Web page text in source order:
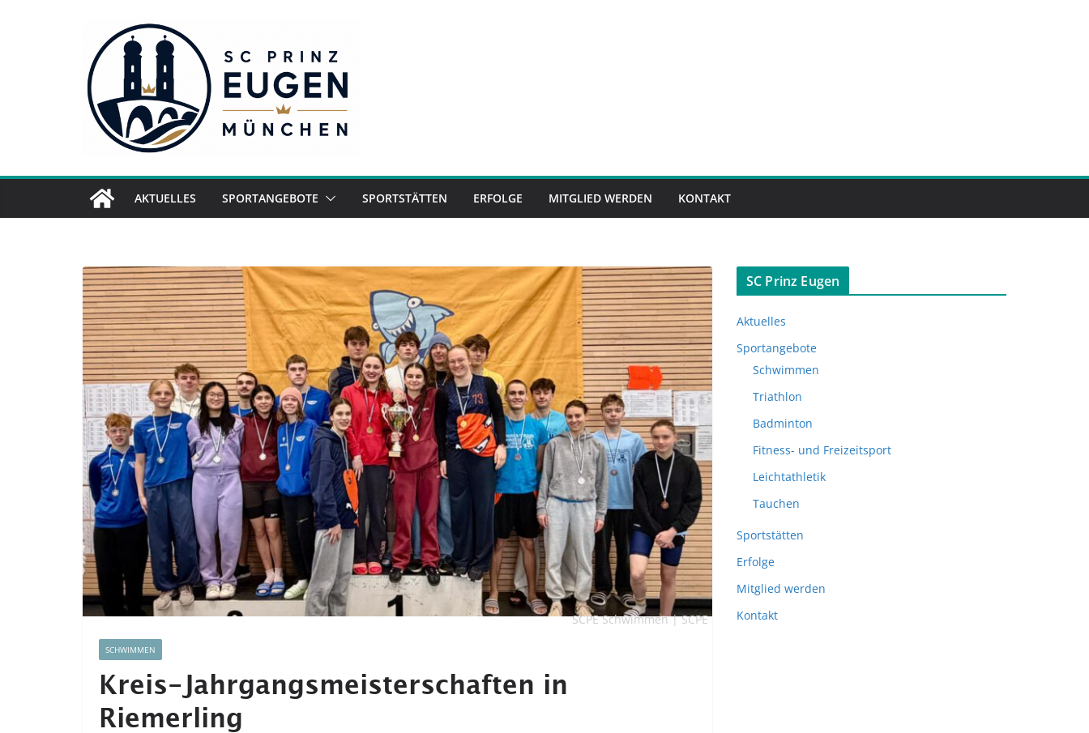
AKTUELLES SPORTANGEBOTE SPORTSTÄTTEN ERFOLGE MITGLIED WERDEN KONTAKT
SCPE Schwimmen | SCPE
SCHWIMMEN
Kreis-Jahrgangsmeisterschaften in
Riemerling
SC Prinz Eugen
Aktuelles
Sportangebote
Schwimmen
Triathlon
Badminton
Fitness- und Freizeitsport
Leichtathletik
Tauchen
Sportstätten
Erfolge
Mitglied werden
Kontakt